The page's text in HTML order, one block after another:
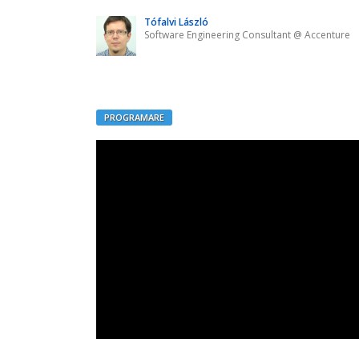
Tófalvi László
Software Engineering Consultant @ Accenture
PROGRAMARE